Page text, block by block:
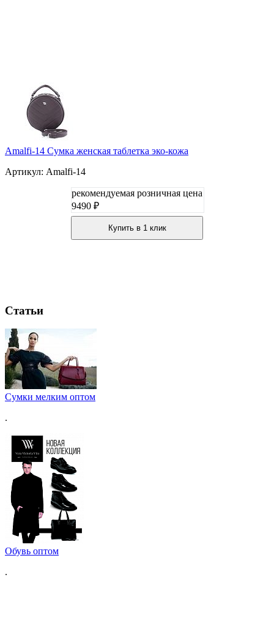
Amalfi-14 Сумка женская таблетка эко-кожа
Артикул: Amalfi-14
рекомендуемая розничная цена
9490 ₽
Купить в 1 клик
Статьи
Сумки мелким оптом
.
Обувь оптом
.